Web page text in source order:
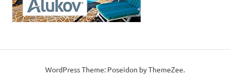
WordPress Theme: Poseidon by ThemeZee.